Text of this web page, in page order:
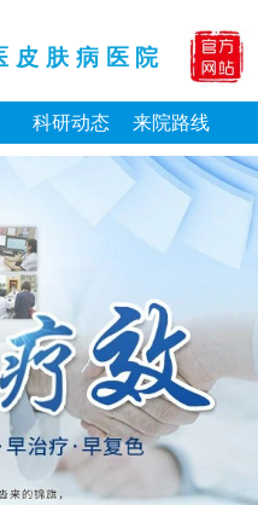
皮肤病医院
科研动态 来院路线